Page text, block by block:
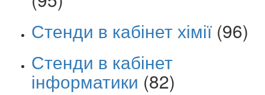
Стенди в кабінет хімії (96)
Стенди в кабінет
інформатики (82)